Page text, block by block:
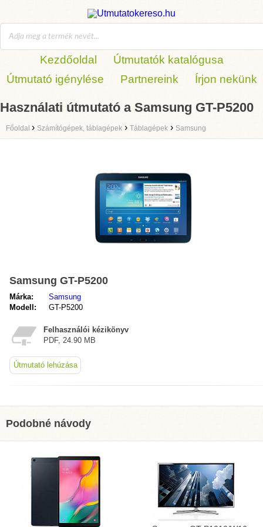
Kezdőoldal
Útmutatók katalógusa
Útmutató igénylése
Partnereink Írjon nekünk
Használati útmutató a Samsung GT-P5200
Főoldal › Számítógépek, táblagépek › Táblagépek › Samsung
Samsung GT-P5200
Márka:
Samsung
Modell:
GT-P5200
Felhasználói kézikönyv
PDF, 24.90 MB
Útmutató lehúzása
Podobné návody